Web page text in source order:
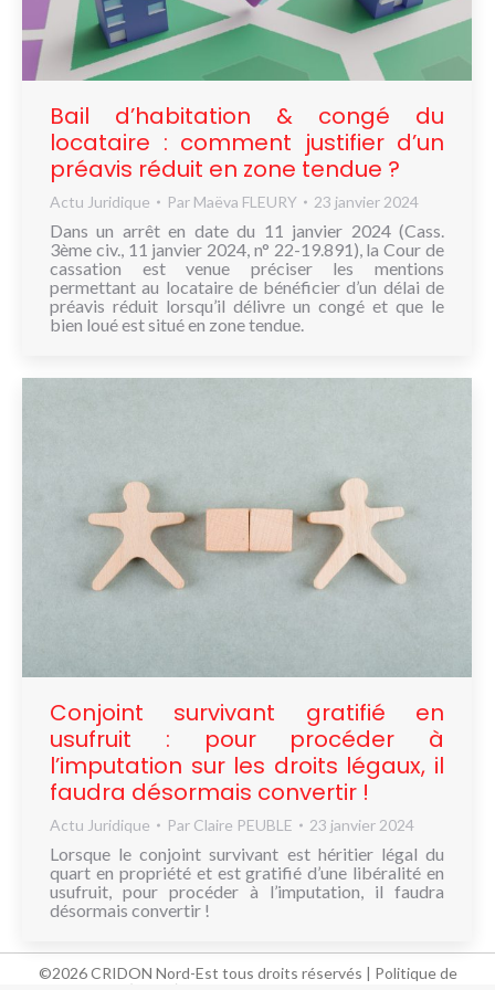
NOUS
CONNAÎTRE
CONTACT
Bail d’habitation & congé du
locataire : comment justifier d’un
préavis réduit en zone tendue ?
Actu Juridique Par Maëva FLEURY 23 janvier 2024
Dans un arrêt en date du 11 janvier 2024 (Cass.
3ème civ., 11 janvier 2024, n° 22-19.891), la Cour de
cassation est venue préciser les mentions
permettant au locataire de bénéficier d’un délai de
préavis réduit lorsqu’il délivre un congé et que le
bien loué est situé en zone tendue.
Conjoint survivant gratifié en
usufruit : pour procéder à
l’imputation sur les droits légaux, il
faudra désormais convertir !
Actu Juridique Par Claire PEUBLE 23 janvier 2024
Lorsque le conjoint survivant est héritier légal du
quart en propriété et est gratifié d’une libéralité en
usufruit, pour procéder à l’imputation, il faudra
désormais convertir !
©2026 CRIDON Nord-Est tous droits réservés | Politique de